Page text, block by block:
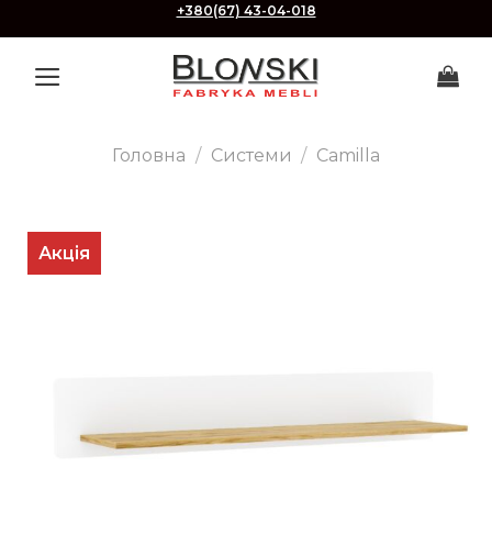
to
content
+380(67) 43-04-018
Головна / Системи / Camilla
Акція